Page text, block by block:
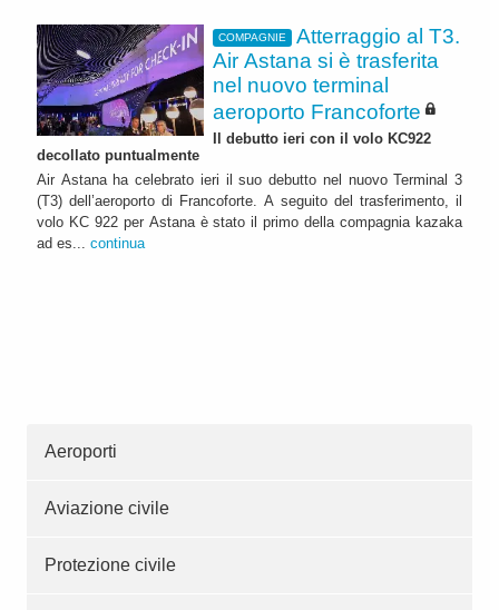
COMPAGNIE
Atterraggio al T3.
Air Astana si è trasferita
nel nuovo terminal
aeroporto Francoforte
Il debutto ieri con il volo KC922
decollato puntualmente
Air Astana ha celebrato ieri il suo debutto nel nuovo Terminal 3
(T3) dell’aeroporto di Francoforte. A seguito del trasferimento, il
volo KC 922 per Astana è stato il primo della compagnia kazaka
ad es... continua
Aeroporti
Aviazione civile
Protezione civile